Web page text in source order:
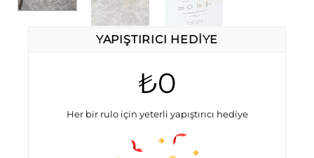
YAPIŞTIRICI HEDIYE
₺0
Her bir rulo için yeterli yapıştırıcı hediye